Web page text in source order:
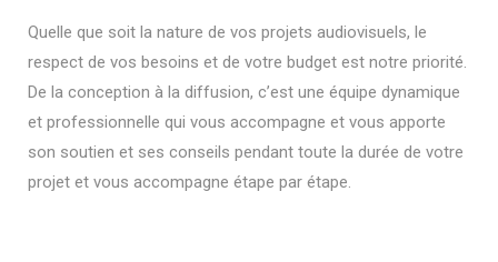
Quelle que soit la nature de vos projets audiovisuels, le
respect de vos besoins et de votre budget est notre priorité.
De la conception à la diffusion, c’est une équipe dynamique
et professionnelle qui vous accompagne et vous apporte
son soutien et ses conseils pendant toute la durée de votre
projet et vous accompagne étape par étape.